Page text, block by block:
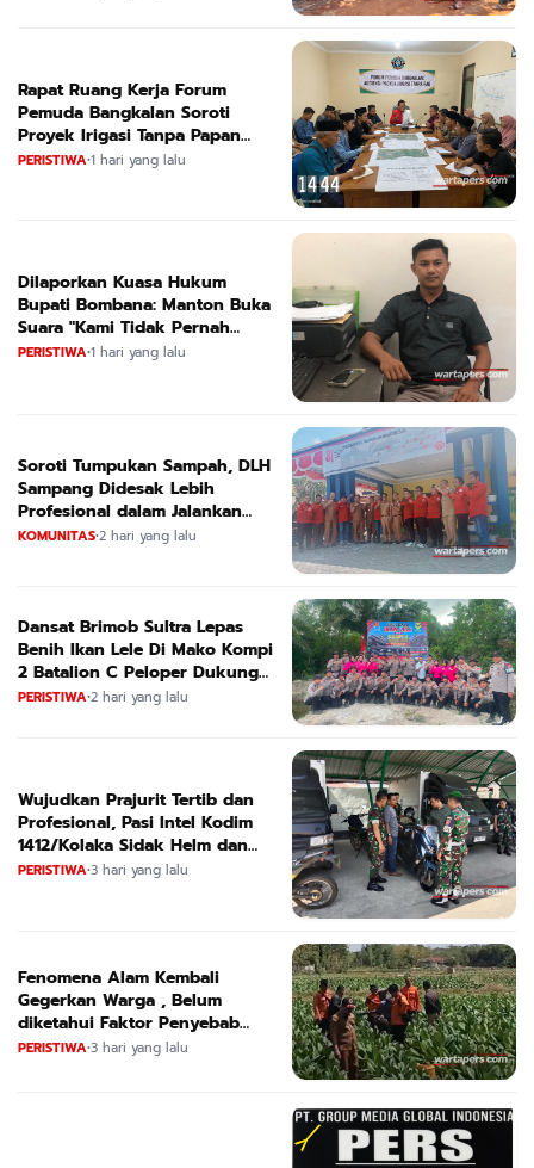
Rapat Ruang Kerja Forum
Pemuda Bangkalan Soroti
Proyek Irigasi Tanpa Papan
Nama
PERISTIWA•1 hari yang lalu
Dilaporkan Kuasa Hukum
Bupati Bombana: Manton Buka
Suara "Kami Tidak Pernah
Menutup Ruang Hak Jawab"
PERISTIWA•1 hari yang lalu
Soroti Tumpukan Sampah, DLH
Sampang Didesak Lebih
Profesional dalam Jalankan
Tugas
KOMUNITAS•2 hari yang lalu
Dansat Brimob Sultra Lepas
Benih Ikan Lele Di Mako Kompi
2 Batalion C Peloper Dukung
ketahanan Pangan Nasional
PERISTIWA•2 hari yang lalu
Wujudkan Prajurit Tertib dan
Profesional, Pasi Intel Kodim
1412/Kolaka Sidak Helm dan
Kendaraan
PERISTIWA•3 hari yang lalu
Fenomena Alam Kembali
Gegerkan Warga , Belum
diketahui Faktor Penyebab
Suara
PERISTIWA•3 hari yang lalu